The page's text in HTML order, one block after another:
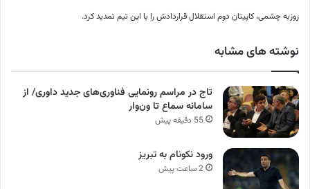
روزبه چشمی، کاپیتان دوم استقلال قراردادش را با این تیم تمدید کرد.
نوشته های مشابه
تاج در مراسم رونمایی فناوری‌های جدید داوری/ از
سامانه سماع تا ون‌وار
55 دقیقه پیش
ورود نکونام به تبریز
2 ساعت پیش